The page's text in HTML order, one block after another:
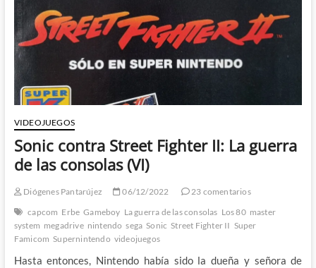
de
las
consolas
VIDEOJUEGOS
Sonic contra Street Fighter II: La guerra
de las consolas (VI)
Diógenes Pantarújez 06/12/2022
23 comentarios
capcom Erbe Gameboy La guerra de las consolas Los 80 master
system megadrive nintendo sega Sonic Street Fighter II Super
Famicom Supernintendo videojuegos
Hasta entonces, Nintendo había sido la dueña y señora de